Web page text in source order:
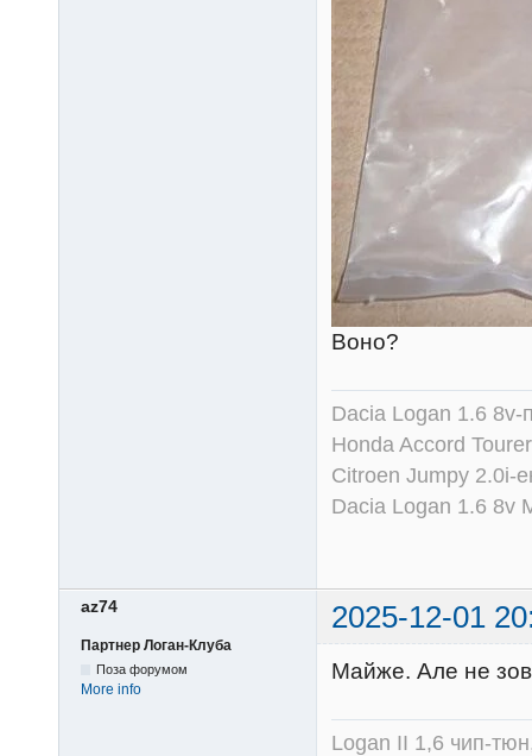
Воно?
Dacia Logan 1.6
Honda Accord
Citroen Jumpy 2.0i-
Dacia Logan 1.6 8v
az74 2025-12-01
Партнер Логан-Клуба
Поза форумом
More info
Майже. Але не
Logan II 1,6 чип-